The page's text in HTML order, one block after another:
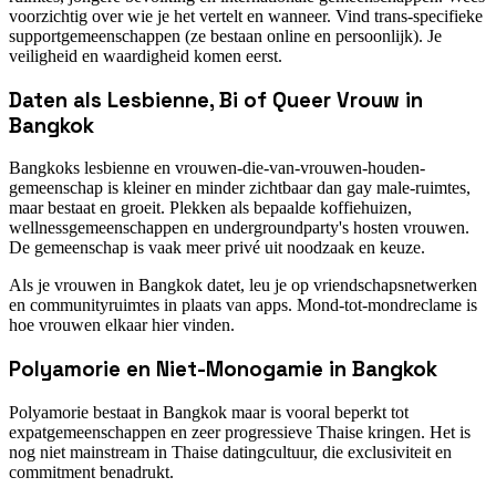
voorzichtig over wie je het vertelt en wanneer. Vind trans-specifieke
supportgemeenschappen (ze bestaan online en persoonlijk). Je
veiligheid en waardigheid komen eerst.
Daten als Lesbienne, Bi of Queer Vrouw in
Bangkok
Bangkoks lesbienne en vrouwen-die-van-vrouwen-houden-
gemeenschap is kleiner en minder zichtbaar dan gay male-ruimtes,
maar bestaat en groeit. Plekken als bepaalde koffiehuizen,
wellnessgemeenschappen en undergroundparty's hosten vrouwen.
De gemeenschap is vaak meer privé uit noodzaak en keuze.
Als je vrouwen in Bangkok datet, leu je op vriendschapsnetwerken
en communityruimtes in plaats van apps. Mond-tot-mondreclame is
hoe vrouwen elkaar hier vinden.
Polyamorie en Niet-Monogamie in Bangkok
Polyamorie bestaat in Bangkok maar is vooral beperkt tot
expatgemeenschappen en zeer progressieve Thaise kringen. Het is
nog niet mainstream in Thaise datingcultuur, die exclusiviteit en
commitment benadrukt.